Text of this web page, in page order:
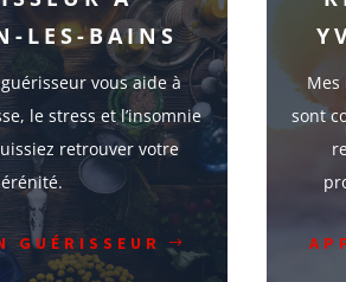
LES-BAINS
vous aide à
le stress et l’insomnie
retrouver votre
GUÉRISSEUR
sont